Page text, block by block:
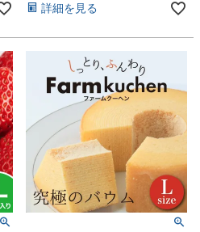
詳細を見る